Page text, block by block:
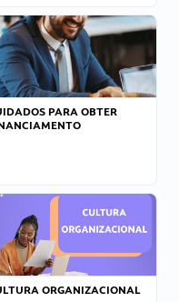
PARA OBTER
ORGANIZACIONAL